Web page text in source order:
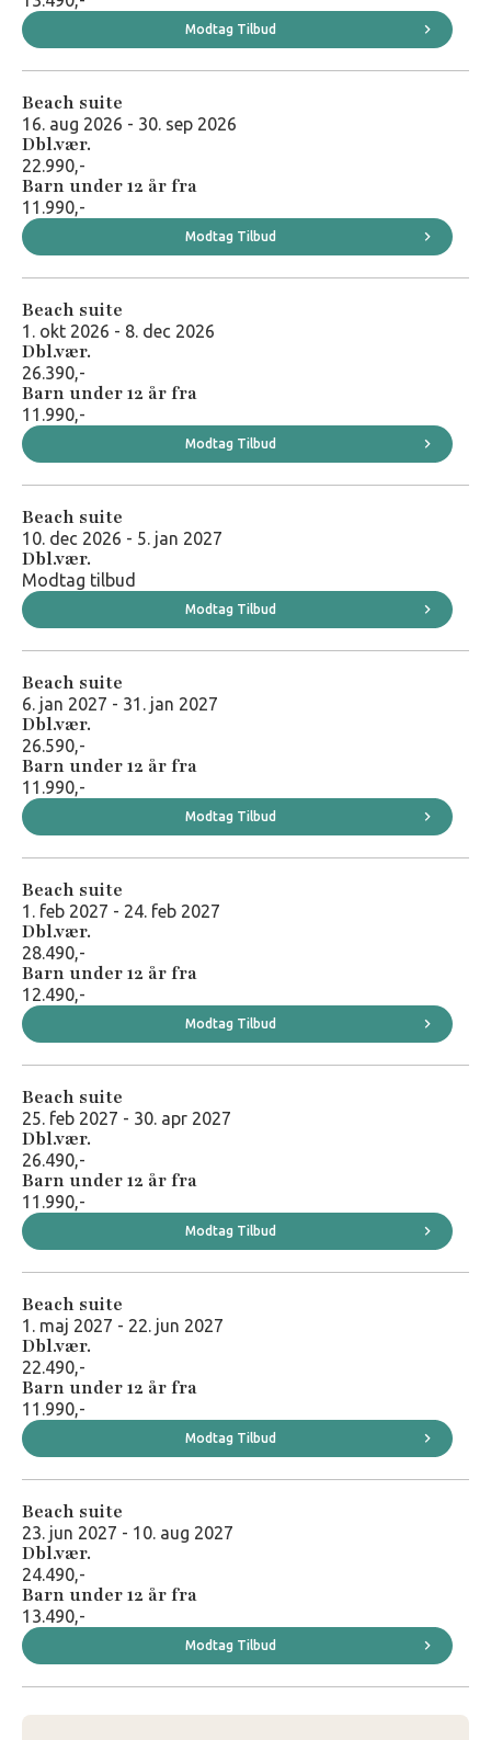
Besøg hotellets hjemmeside
Modtag Tilbud
Beach suite
16. aug 2026 - 30. sep 2026
Dbl.vær.
22.990,-
Barn under 12 år fra
11.990,-
Modtag Tilbud
Beach suite
1. okt 2026 - 8. dec 2026
Dbl.vær.
26.390,-
Barn under 12 år fra
11.990,-
Modtag Tilbud
Beach suite
10. dec 2026 - 5. jan 2027
Dbl.vær.
Modtag tilbud
Modtag Tilbud
Beach suite
6. jan 2027 - 31. jan 2027
Dbl.vær.
26.590,-
Barn under 12 år fra
11.990,-
Modtag Tilbud
Beach suite
1. feb 2027 - 24. feb 2027
Dbl.vær.
28.490,-
Barn under 12 år fra
12.490,-
Modtag Tilbud
Beach suite
25. feb 2027 - 30. apr 2027
Dbl.vær.
26.490,-
Barn under 12 år fra
11.990,-
Modtag Tilbud
Beach suite
1. maj 2027 - 22. jun 2027
Dbl.vær.
22.490,-
Barn under 12 år fra
11.990,-
Modtag Tilbud
Beach suite
23. jun 2027 - 10. aug 2027
Dbl.vær.
24.490,-
Barn under 12 år fra
13.490,-
Modtag Tilbud